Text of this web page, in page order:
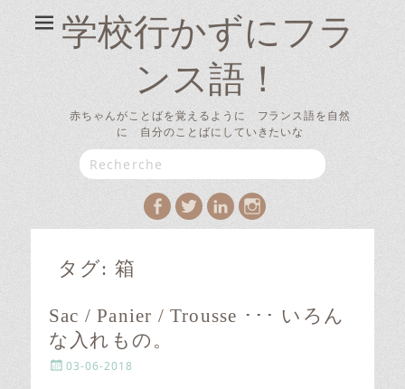
学校行かずにフラ
ンス語！
赤ちゃんがことばを覚えるように フランス語を自然
に 自分のことばにしていきたいな
Search
for:
Facebook
TwitterLinkedIn
Instagram
タグ: 箱
Sac / Panier / Trousse ･･･ いろん
な入れもの。
P
03-06-2018